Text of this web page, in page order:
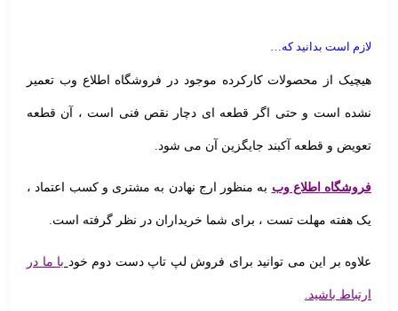
لازم است بدانید که…
هیچیک از محصولات کارکرده موجود در فروشگاه اطلاع وب تعمیر
نشده است و حتی اگر قطعه ای دچار نقص فنی است ، آن قطعه
تعویض و قطعه آکبند جایگزین آن می شود.
فروشگاه اطلاع وب به منظور ارج نهادن به مشتری و کسب اعتماد ،
یک هفته مهلت تست ، برای شما خریداران در نظر گرفته است.
علاوه بر این می توانید برای فروش لپ تاپ دست دوم خود با ما در
ارتباط باشید.